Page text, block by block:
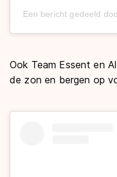
Een bericht gedeeld
Ook Team Essent en
de zon en bergen op